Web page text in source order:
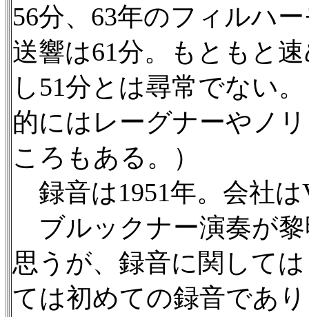
56分、63年のフィルハ
送響は61分。もともと
し51分とは尋常でない
的にはレーグナーやノ
ころもある。）
録音は1951年。会社は
ブルックナー演奏が
思うが、録音に関して
ては初めての録音であ